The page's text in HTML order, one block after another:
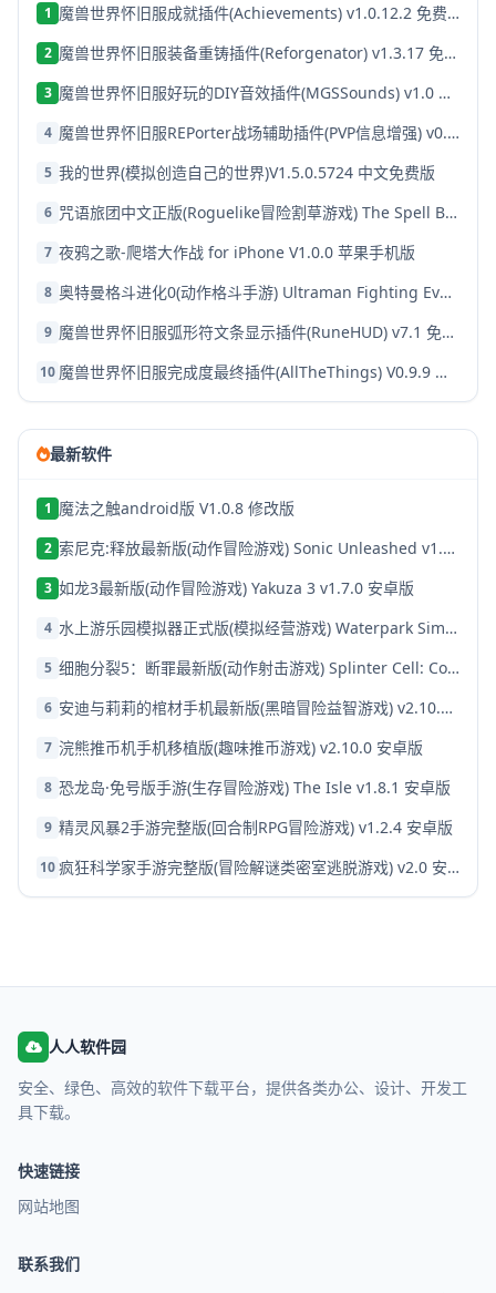
1 魔兽世界怀旧服成就插件(Achievements) v1.0.12.2 免费版
2 魔兽世界怀旧服装备重铸插件(Reforgenator) v1.3.17 免费版
3 魔兽世界怀旧服好玩的DIY音效插件(MGSSounds) v1.0 最新免费版
4 魔兽世界怀旧服REPorter战场辅助插件(PVP信息增强) v0.9.5 免费版
5 我的世界(模拟创造自己的世界)V1.5.0.5724 中文免费版
6 咒语旅团中文正版(Roguelike冒险割草游戏) The Spell Brigade v0.14.9 安卓版
7 夜鸦之歌-爬塔大作战 for iPhone V1.0.0 苹果手机版
8 奥特曼格斗进化0(动作格斗手游) Ultraman Fighting Evolution 0 v2.9.7 安卓手机版
9 魔兽世界怀旧服弧形符文条显示插件(RuneHUD) v7.1 免费版
10 魔兽世界怀旧服完成度最终插件(AllTheThings) V0.9.9 支持tbc 免费版
最新软件
1 魔法之触android版 V1.0.8 修改版
2 索尼克:释放最新版(动作冒险游戏) Sonic Unleashed v1.7.0 安卓版
3 如龙3最新版(动作冒险游戏) Yakuza 3 v1.7.0 安卓版
4 水上游乐园模拟器正式版(模拟经营游戏) Waterpark Simulator v1.7.0 安卓版
5 细胞分裂5：断罪最新版(动作射击游戏) Splinter Cell: Conviction v1.7.0 安卓版
6 安迪与莉莉的棺材手机最新版(黑暗冒险益智游戏) v2.10.0 安卓版
7 浣熊推币机手机移植版(趣味推币游戏) v2.10.0 安卓版
8 恐龙岛·免号版手游(生存冒险游戏) The Isle v1.8.1 安卓版
9 精灵风暴2手游完整版(回合制RPG冒险游戏) v1.2.4 安卓版
10 疯狂科学家手游完整版(冒险解谜类密室逃脱游戏) v2.0 安卓版
人人软件园
安全、绿色、高效的软件下载平台，提供各类办公、设计、开发工
具下载。
快速链接
网站地图
联系我们